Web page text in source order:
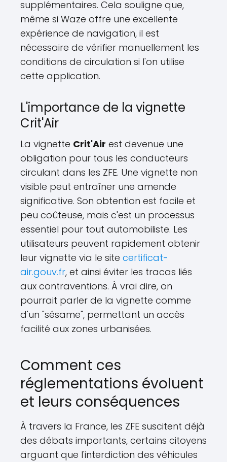
supplémentaires. Cela souligne que,
même si Waze offre une excellente
expérience de navigation, il est
nécessaire de vérifier manuellement les
conditions de circulation si l'on utilise
cette application.
L'importance de la vignette
Crit'Air
La vignette Crit'Air est devenue une
obligation pour tous les conducteurs
circulant dans les ZFE. Une vignette non
visible peut entraîner une amende
significative. Son obtention est facile et
peu coûteuse, mais c'est un processus
essentiel pour tout automobiliste. Les
utilisateurs peuvent rapidement obtenir
leur vignette via le site certificat-
air.gouv.fr, et ainsi éviter les tracas liés
aux contraventions. À vrai dire, on
pourrait parler de la vignette comme
d'un "sésame", permettant un accès
facilité aux zones urbanisées.
Comment ces
réglementations évoluent
et leurs conséquences
À travers la France, les ZFE suscitent déjà
des débats importants, certains citoyens
arguant que l'interdiction des véhicules